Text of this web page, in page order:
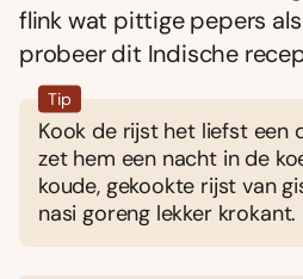
flink wat pittige pepers
probeer dit Indische
Tip
Kook de rijst het liefst een
zet hem een nacht in de
koude, gekookte rijst van
nasi goreng lekker krokant.